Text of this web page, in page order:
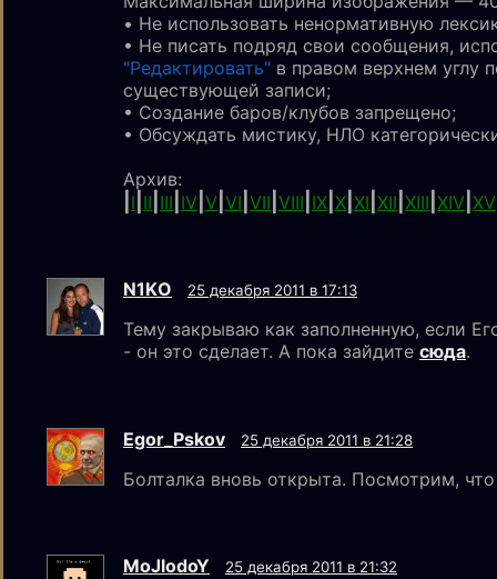
• Не использовать ненормативную
• Не писать подряд свои сообщения,
"Редактировать" в правом верхнем углу
существующей записи;
• Создание баров/клубов запрещено;
• Обсуждать мистику, НЛО
Архив:
I II III IV V VI VII VIII IX X XI XII XIII XIV XV
N1KО 25 декабря 2011 в 17:13
Тему закрываю как заполненную, если
- он это сделает. А пока зайдите сюда.
Egor_Pskov 25 декабря 2011 в 21:28
Болталка вновь открыта. Посмотрим, что
MoJlodoY 25 декабря 2011 в 21:32